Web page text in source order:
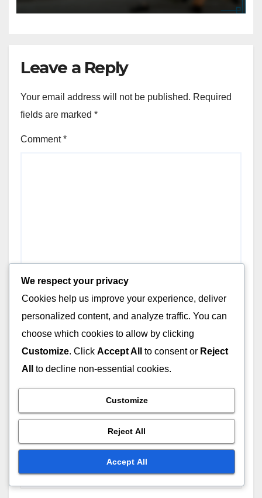
Leave a Reply
Your email address will not be published. Required
fields are marked *
Comment*
Email*
We respect your privacy
Cookies help us improve your experience, deliver
personalized content, and analyze traffic. You can
choose which cookies to allow by clicking
Customize. Click Accept All to consent or Reject
All
to decline non-essential cookies.
Customize
Reject All
Accept All